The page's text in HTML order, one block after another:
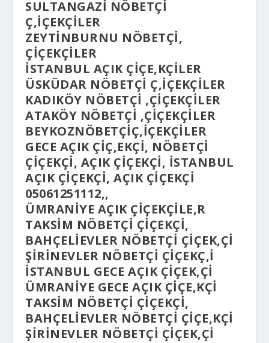
SULTANGAZI NÖBETÇI
Ç,IÇEKÇILER
ZEYTINBURNU NÖBETÇI,
ÇIÇEKÇILER
İSTANBUL AÇIK ÇIÇE,KÇILER
ÜSKÜDAR NÖBETÇI Ç,IÇEKÇILER
KADIKÖY NÖBETÇI ,ÇIÇEKÇILER
ATAKÖY NÖBETÇI ,ÇIÇEKÇILER
BEYKOZNÖBETÇIÇ,IÇEKÇILER
GECE AÇIK ÇIÇ,EKÇI, NÖBETÇI
ÇIÇEKÇI, AÇIK ÇIÇEKÇI, İSTANBUL
AÇIK ÇIÇEKÇI, AÇIK ÇIÇEKÇI
05061251112,,
ÜMRANIYE AÇIK ÇIÇEKÇILE,R
TAKSIM NÖBETÇI ÇIÇEKÇI,
BAHÇELIEVLER NÖBETÇI ÇIÇEK,ÇI
ŞIRINEVLER NÖBETÇI ÇIÇEKÇ,I
ISTANBUL GECE AÇIK ÇIÇEK,ÇI
ÜMRANIYE GECE AÇIK ÇIÇE,KÇI
TAKSIM NÖBETÇI ÇIÇEKÇI,
BAHÇELIEVLER NÖBETÇI ÇIÇE,KÇI
ŞIRINEVLER NÖBETÇI ÇIÇEK,ÇI